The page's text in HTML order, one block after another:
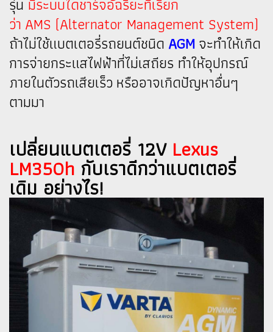
ว่า AMS (Alternator Management System)
ถ้าไม่ใช้แบตเตอรี่รถยนต์ชนิด AGMจะทำให้เกิด
การจ่ายกระแสไฟฟ้าที่ไม่เสถียร ทำให้อุปกรณ์
ภายในตัวรถเสียเร็ว หรืออาจเกิดปัญหาอื่นๆ
ตามมา
เปลี่ยนแบตเตอรี่ 12V Lexus
LM350h กับเราดีกว่าแบตเตอรี่
เดิม อย่างไร!